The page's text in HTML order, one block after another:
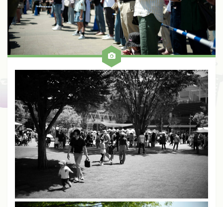
Konica
Meyer
Nikon
Schneider
Voigtlander
Zeiss
Zunow
Other